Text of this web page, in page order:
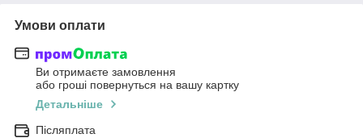
Умови оплати
Ви отримаєте замовлення
або гроші повернуться на вашу картку
Детальніше
Післяплата